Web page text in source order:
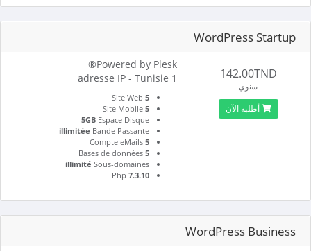
WordPress Startup
Powered by Plesk®
1 adresse IP - Tunisie
5
5
Site Mobile
5GBEspace Disque
illimitée Bande Passante
5
Compte eMails
5
Bases de données
illimité Sous-domaines
7.3.10
142.00TND
سنوي
أطلبه الآن
WordPress Business